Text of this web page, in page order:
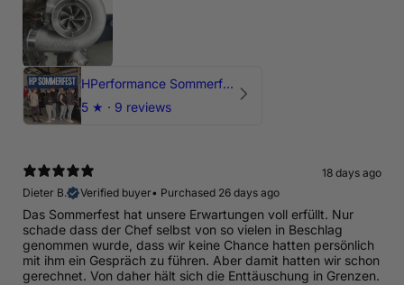
HPerformance Sommerfest 2026
5 ★ · 9 reviews
18 days ago
Dieter B.
Verified buyer• Purchased 26 days ago
Das Sommerfest hat unsere Erwartungen voll erfüllt. Nur
schade dass der Chef selbst von so vielen in Beschlag
genommen wurde, dass wir keine Chance hatten persönlich
mit ihm ein Gespräch zu führen. Aber damit hatten wir schon
gerechnet. Von daher hält sich die Enttäuschung in Grenzen.